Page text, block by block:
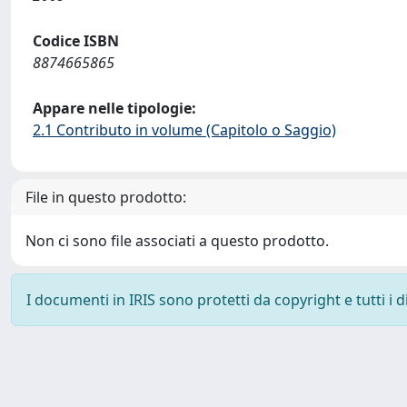
Codice ISBN
8874665865
Appare nelle tipologie:
2.1 Contributo in volume (Capitolo o Saggio)
File in questo prodotto:
Non ci sono file associati a questo prodotto.
I documenti in IRIS sono protetti da copyright e tutti i